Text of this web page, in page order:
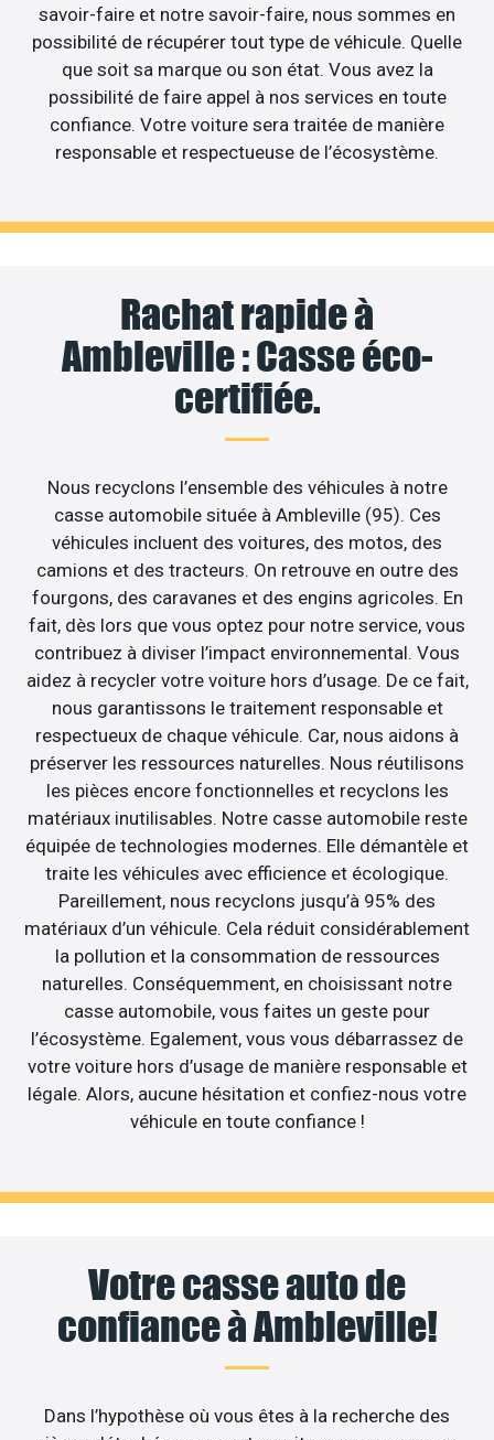
savoir-faire et notre savoir-faire, nous sommes en
possibilité de récupérer tout type de véhicule. Quelle
que soit sa marque ou son état. Vous avez la
possibilité de faire appel à nos services en toute
confiance. Votre voiture sera traitée de manière
responsable et respectueuse de l’écosystème.
Rachat rapide à
Ambleville : Casse éco-
certifiée.
Nous recyclons l’ensemble des véhicules à notre
casse automobile située à Ambleville (95). Ces
véhicules incluent des voitures, des motos, des
camions et des tracteurs. On retrouve en outre des
fourgons, des caravanes et des engins agricoles. En
fait, dès lors que vous optez pour notre service, vous
contribuez à diviser l’impact environnemental. Vous
aidez à recycler votre voiture hors d’usage. De ce fait,
nous garantissons le traitement responsable et
respectueux de chaque véhicule. Car, nous aidons à
préserver les ressources naturelles. Nous réutilisons
les pièces encore fonctionnelles et recyclons les
matériaux inutilisables. Notre casse automobile reste
équipée de technologies modernes. Elle démantèle et
traite les véhicules avec efficience et écologique.
Pareillement, nous recyclons jusqu’à 95% des
matériaux d’un véhicule. Cela réduit considérablement
la pollution et la consommation de ressources
naturelles. Conséquemment, en choisissant notre
casse automobile, vous faites un geste pour
l’écosystème. Egalement, vous vous débarrassez de
votre voiture hors d’usage de manière responsable et
légale. Alors, aucune hésitation et confiez-nous votre
véhicule en toute confiance !
Votre casse auto de
confiance à Ambleville!
Dans l’hypothèse où vous êtes à la recherche des